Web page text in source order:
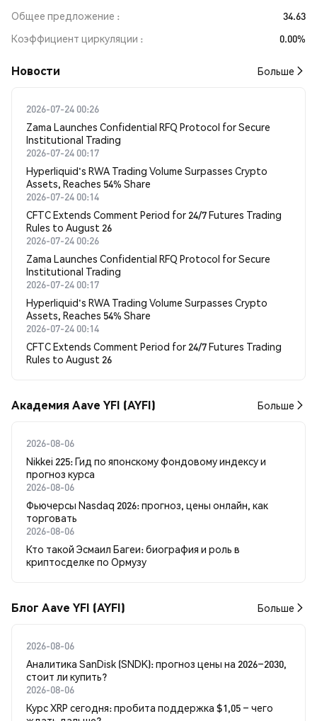
Общее предложение
34.63
Коэффициент циркуляции
0.00%
Новости Больше
2026-07-24 00:26
Zama Launches Confidential RFQ Protocol for Secure
Institutional Trading
2026-07-24 00:17
Hyperliquid's RWA Trading Volume Surpasses Crypto
Assets, Reaches 54% Share
2026-07-24 00:14
CFTC Extends Comment Period for 24/7 Futures Trading
Rules to August 26
2026-07-24 00:26
Zama Launches Confidential RFQ Protocol for Secure
Institutional Trading
2026-07-24 00:17
Hyperliquid's RWA Trading Volume Surpasses Crypto
Assets, Reaches 54% Share
2026-07-24 00:14
CFTC Extends Comment Period for 24/7 Futures Trading
Rules to August 26
Академия Aave YFI (AYFI) Больше
2026-08-06
Nikkei 225: Гид по японскому фондовому индексу и
прогноз курса
2026-08-06
Фьючерсы Nasdaq 2026: прогноз, цены онлайн, как
торговать
2026-08-06
Кто такой Эсмаил Багеи: биография и роль в
криптосделке по Ормузу
Блог Aave YFI (AYFI) Больше
2026-08-06
Аналитика SanDisk (SNDK): прогноз цены на 2026–2030,
стоит ли купить?
2026-08-06
Курс XRP сегодня: пробита поддержка $1,05 – чего